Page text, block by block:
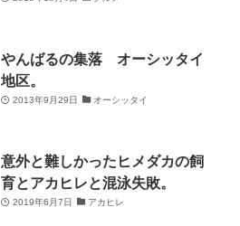
やんばるの集落 オーシッタイ
地区。
2013年9月29日 オーシッタイ
意外と難しかったヒメダカの飼
育とアカヒレと混泳失敗。
2019年6月7日 アカヒレ